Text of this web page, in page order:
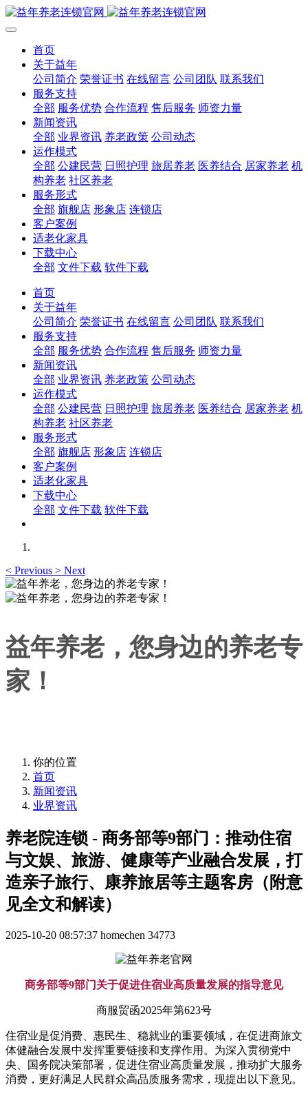
首页
关于益年
公司简介 荣誉证书 在线留言 公司团队 联系我们
服务支持
全部 服务优势 合作流程 售后服务 师资力量
新闻资讯
全部 业界资讯 养老政策 公司动态
运作模式
全部 公建民营 日照护理 旅居养老 医养结合 居家养老 机
构养老 社区养老
服务形式
全部 旗舰店 形象店 连锁店
客户案例
适老化家具
下载中心
全部 文件下载 软件下载
首页
关于益年
公司简介 荣誉证书 在线留言 公司团队 联系我们
服务支持
全部 服务优势 合作流程 售后服务 师资力量
新闻资讯
全部 业界资讯 养老政策 公司动态
运作模式
全部 公建民营 日照护理 旅居养老 医养结合 居家养老 机
构养老 社区养老
服务形式
全部 旗舰店 形象店 连锁店
客户案例
适老化家具
下载中心
全部 文件下载 软件下载
< Previous > Next
益年养老，您身边的养老专
家！
你的位置
首页
新闻资讯
业界资讯
养老院连锁 - 商务部等9部门：推动住宿
与文娱、旅游、健康等产业融合发展，打
造亲子旅行、康养旅居等主题客房（附意
见全文和解读）
2025-10-20 08:57:37 homechen 34773
商务部等9部门关于促进住宿业高质量发展的指导意见
商服贸函2025年第623号
住宿业是促消费、惠民生、稳就业的重要领域，在促进商旅文
体健融合发展中发挥重要链接和支撑作用。为深入贯彻党中
央、国务院决策部署，促进住宿业高质量发展，推动扩大服务
消费，更好满足人民群众高品质服务需求，现提出以下意见。